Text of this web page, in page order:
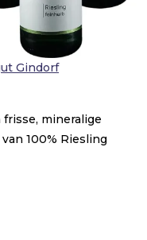
Gindorf
mineralige
100% Riesling